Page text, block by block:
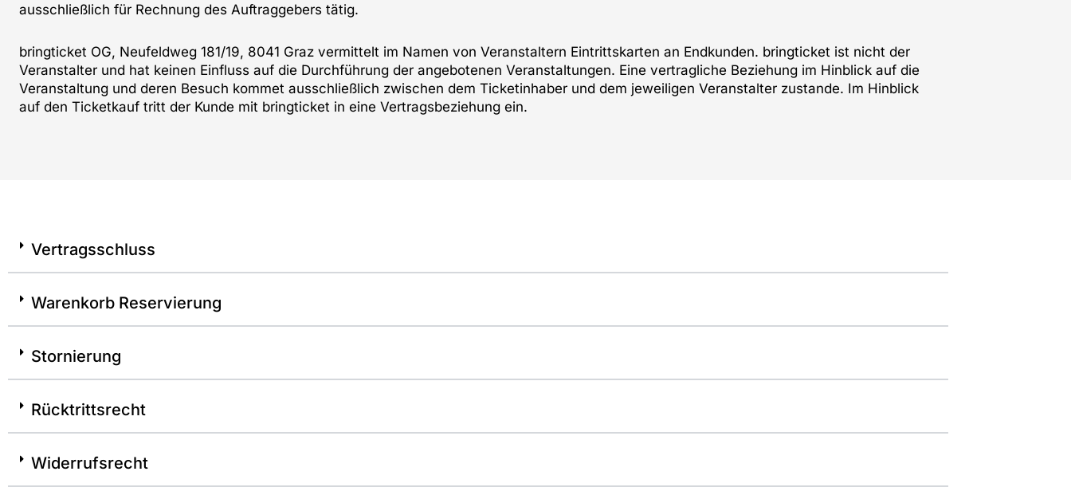
ausschließlich für Rechnung des Auftraggebers tätig.
bringticket OG, Neufeldweg 181/19, 8041 Graz vermittelt im Namen von Veranstaltern Eintrittskarten an Endkunden. bringticket ist nicht der
Veranstalter und hat keinen Einfluss auf die Durchführung der angebotenen Veranstaltungen. Eine vertragliche Beziehung im Hinblick auf die
Veranstaltung und deren Besuch kommet ausschließlich zwischen dem Ticketinhaber und dem jeweiligen Veranstalter zustande. Im Hinblick
auf den Ticketkauf tritt der Kunde mit bringticket in eine Vertragsbeziehung ein.
Vertragsschluss
Warenkorb Reservierung
Stornierung
Rücktrittsrecht
Widerrufsrecht